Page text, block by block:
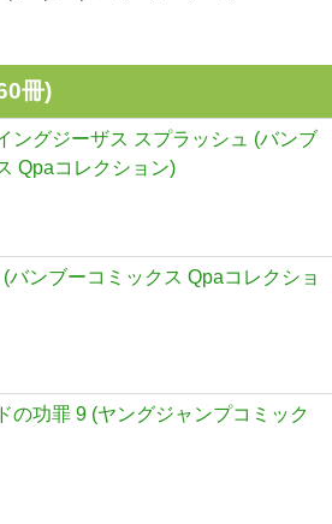
冊)
ングジーザス スプラッシュ (バンブ
Qpaコレクション)
バンブーコミックス Qpaコレクショ
の功罪 9 (ヤングジャンプコミック